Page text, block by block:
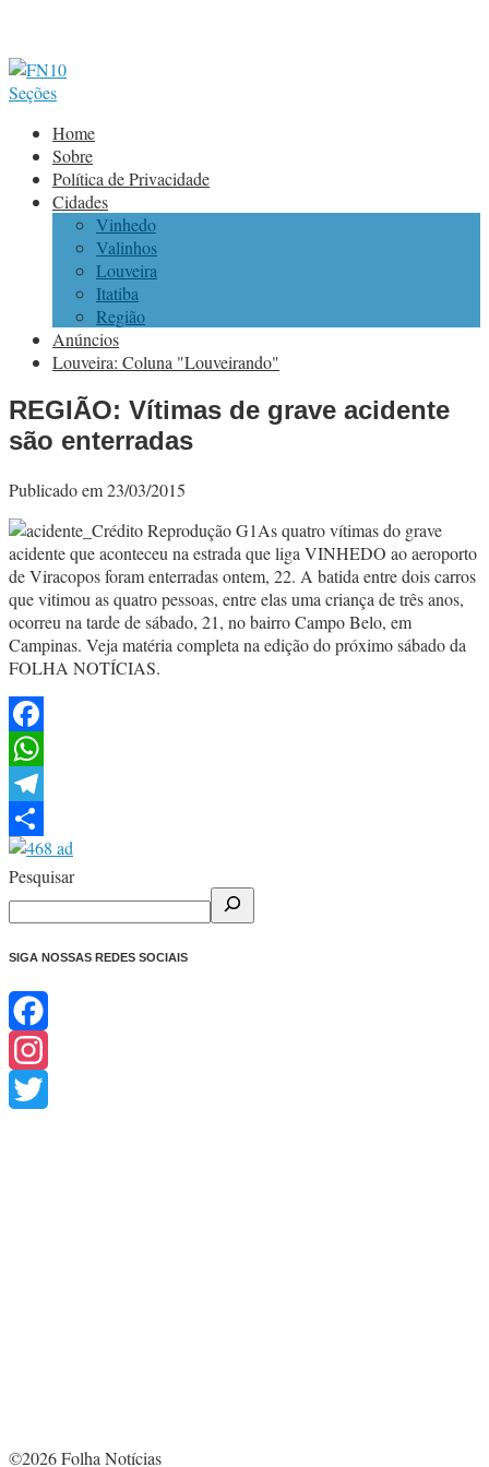
Seções
Home
Sobre
Política de Privacidade
Cidades
Vinhedo
Valinhos
Louveira
Itatiba
Região
Anúncios
Louveira: Coluna "Louveirando"
REGIÃO: Vítimas de grave acidente
são enterradas
Publicado em 23/03/2015
As quatro vítimas do grave
acidente que aconteceu na estrada que liga VINHEDO ao aeroporto
de Viracopos foram enterradas ontem, 22. A batida entre dois carros
que vitimou as quatro pessoas, entre elas uma criança de três anos,
ocorreu na tarde de sábado, 21, no bairro Campo Belo, em
Campinas. Veja matéria completa na edição do próximo sábado da
FOLHA NOTÍCIAS.
Facebook
WhatsApp
Telegram
Share
Pesquisar
SIGA NOSSAS REDES SOCIAIS
Facebook
Instagram
©2026 Folha Notícias